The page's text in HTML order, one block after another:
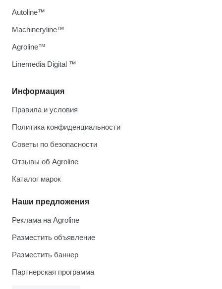
Информация
Правила и условия
Политика конфиденциальности
Советы по безопасности
Отзывы об Agroline
Каталог марок
Наши предложения
Реклама на Agroline
Разместить объявление
Разместить баннер
Партнерская программа
Autoline™
Machineryline™
Agroline™
Linemedia Digital ™